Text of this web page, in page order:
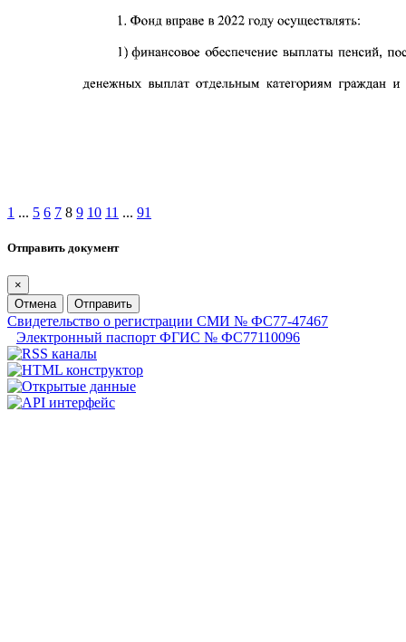
1 ... 5 6 7 8 9 10 11 ... 91
Отправить документ
×
Отмена
Отправить
Свидетельство о регистрации СМИ № ФС77-47467
Электронный паспорт ФГИС № ФС77110096